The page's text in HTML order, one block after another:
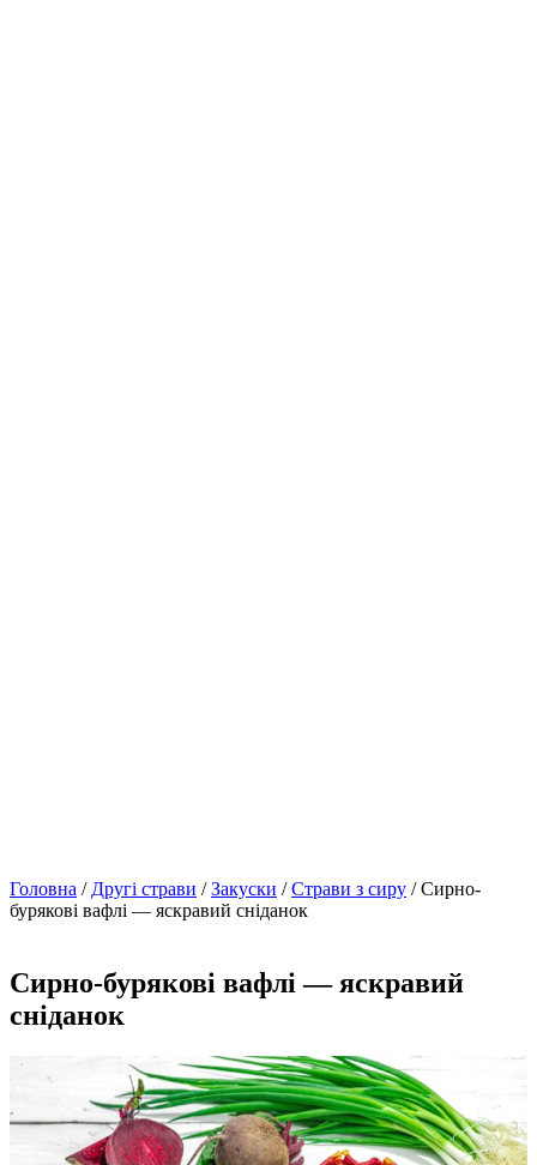
Головна /Другі страви /Закуски /Страви з сиру / Сирно-
бурякові вафлі — яскравий сніданок
Сирно-бурякові вафлі — яскравий
сніданок